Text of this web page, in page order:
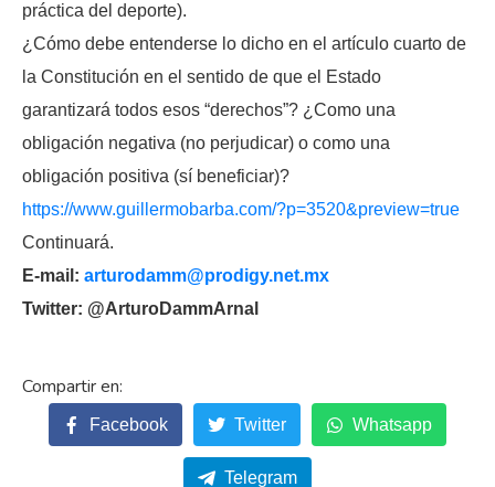
práctica del deporte).
¿Cómo debe entenderse lo dicho en el artículo cuarto de
la Constitución en el sentido de que el Estado
garantizará todos esos “derechos”? ¿Como una
obligación negativa (no perjudicar) o como una
obligación positiva (sí beneficiar)?
https://www.guillermobarba.com/?p=3520&preview=true
Continuará.
E-mail: arturodamm@prodigy.net.mx
Twitter: @ArturoDammArnal
Facebook Twitter Whatsapp
Telegram